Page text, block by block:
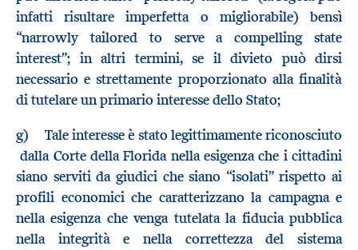
infatti risultare imperfetta o migliorabile) bensì
“narrowly tailored to serve a compelling state
interest”; in altri termini, se il divieto può dirsi
necessario e strettamente proporzionato alla finalità
di tutelare un primario interesse dello Stato;
g) Tale interesse è stato legittimamente riconosciuto
dalla Corte della Florida nella esigenza che i cittadini
siano serviti da giudici che siano “isolati” rispetto ai
profili economici che caratterizzano la campagna e
nella esigenza che venga tutelata la fiducia pubblica
nella integrità e nella correttezza del sistema